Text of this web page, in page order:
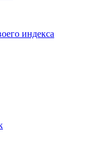
индекса